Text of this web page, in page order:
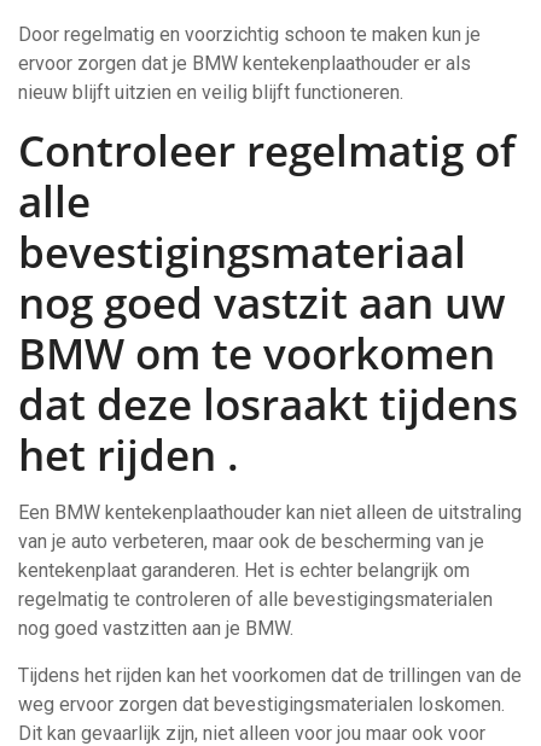
Door regelmatig en voorzichtig schoon te maken kun je
ervoor zorgen dat je BMW kentekenplaathouder er als
nieuw blijft uitzien en veilig blijft functioneren.
Controleer regelmatig of
alle
bevestigingsmateriaal
nog goed vastzit aan uw
BMW om te voorkomen
dat deze losraakt tijdens
het rijden .
Een BMW kentekenplaathouder kan niet alleen de uitstraling
van je auto verbeteren, maar ook de bescherming van je
kentekenplaat garanderen. Het is echter belangrijk om
regelmatig te controleren of alle bevestigingsmaterialen
nog goed vastzitten aan je BMW.
Tijdens het rijden kan het voorkomen dat de trillingen van de
weg ervoor zorgen dat bevestigingsmaterialen loskomen.
Dit kan gevaarlijk zijn, niet alleen voor jou maar ook voor